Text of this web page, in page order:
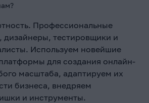
Профессиональные
дизайнеры, тестировщики и
Используем новейшие
для создания онлайн-
масштаба, адаптируем их
бизнеса, внедряем
и инструменты.